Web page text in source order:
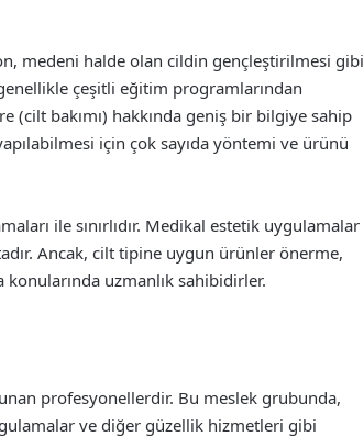
medeni halde olan cildin gençleştirilmesi gibi
çeşitli eğitim programlarından
(cilt bakımı) hakkında geniş bir bilgiye sahip
için çok sayıda yöntemi ve ürünü
ile sınırlıdır. Medikal estetik uygulamalar
Ancak, cilt tipine uygun ürünler önerme,
uzmanlık sahibidirler.
profesyonellerdir. Bu meslek grubunda,
ve diğer güzellik hizmetleri gibi